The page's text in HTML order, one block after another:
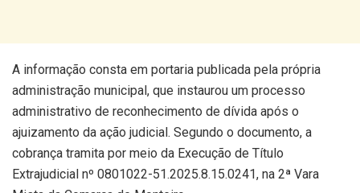
A informação consta em portaria publicada pela própria
administração municipal, que instaurou um processo
administrativo de reconhecimento de dívida após o
ajuizamento da ação judicial. Segundo o documento, a
cobrança tramita por meio da Execução de Título
Extrajudicial nº 0801022-51.2025.8.15.0241, na 2ª Vara